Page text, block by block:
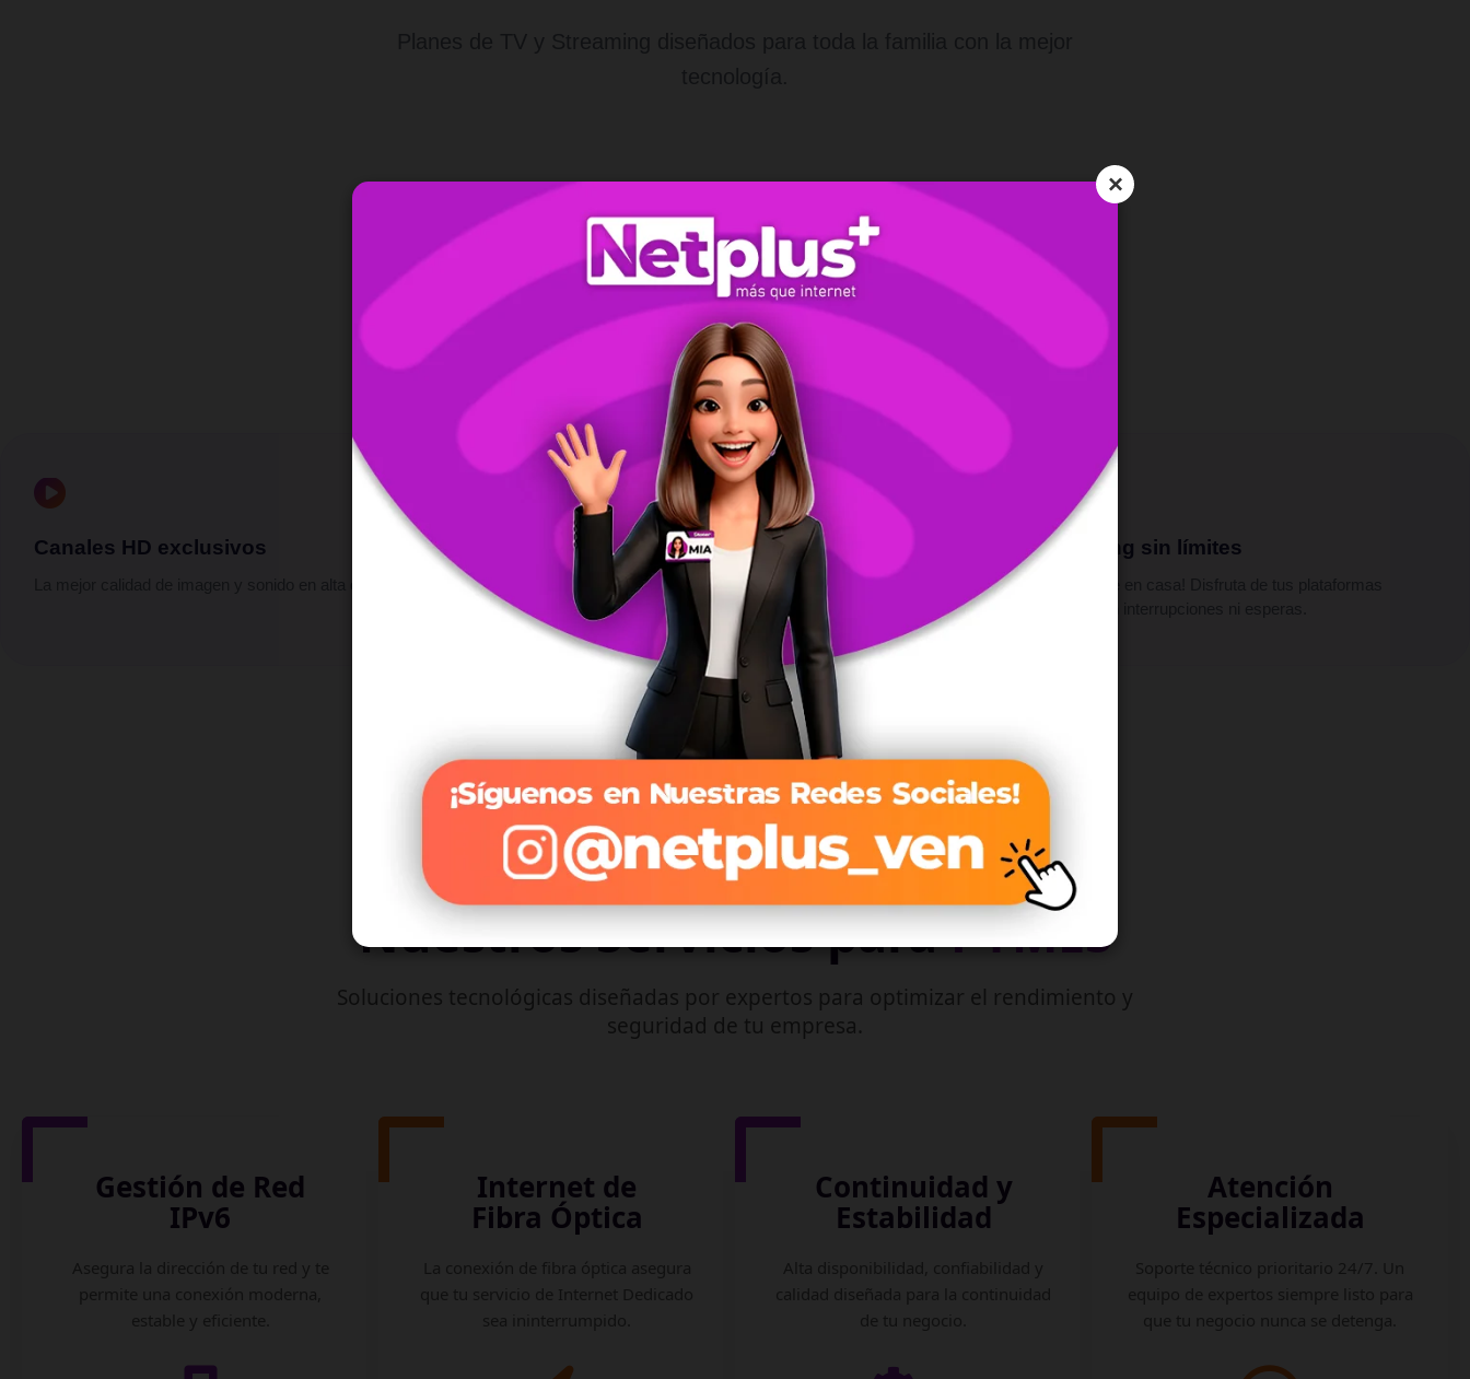
×
Canales HD exclusivos Máximo Rendimiento
Streaming optimizado que se adapta a tu conexión en
tiempo real.
Streaming sin límites
Nuestros Servicios paraPYMES
Soluciones tecnológicas diseñadas por expertos para optimizar el rendimiento y
seguridad de tu empresa.
Gestión de Red
IPv6
Internet de
Fibra Óptica
Continuidad y
Estabilidad
Atención
Especializada